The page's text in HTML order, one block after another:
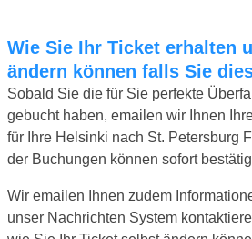
Wie Sie Ihr Ticket erhalten und wie Sie etwas
ändern können falls Sie
Sobald Sie die für Sie perfekte
gebucht haben, emailen wir Ihnen
für Ihre Helsinki nach St. Petersburg
der Buchungen können sofort
Wir emailen Ihnen zudem
unser Nachrichten System